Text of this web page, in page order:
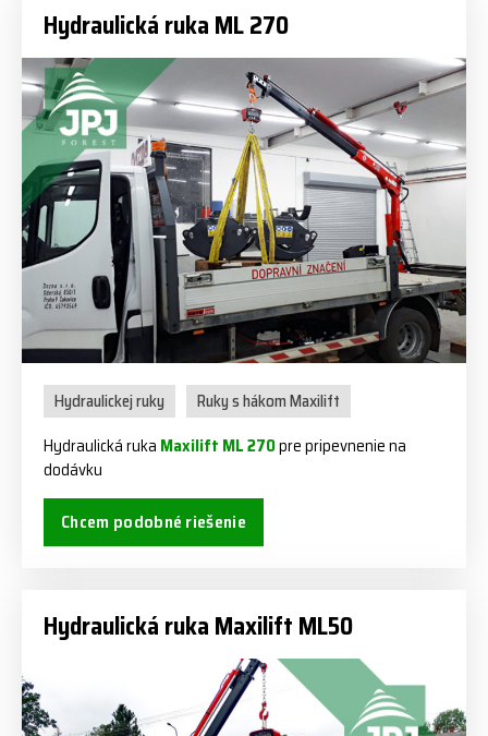
Hydraulická ruka ML 270
Hydraulickej ruky
Ruky s hákom Maxilift
Hydraulická ruka Maxilift ML 270pre pripevnenie na
dodávku
Chcem podobné riešenie
Hydraulická ruka Maxilift ML50